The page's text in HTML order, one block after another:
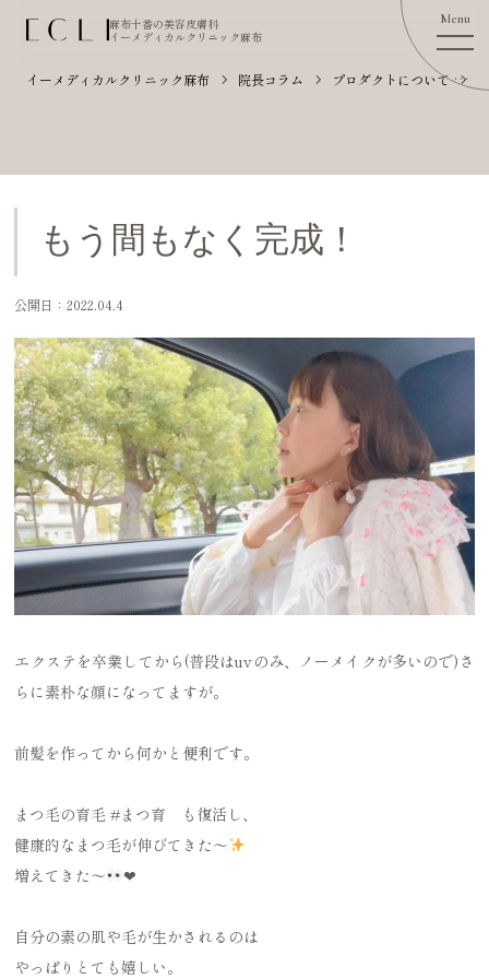
麻布十番の美容皮膚科
イーメディカルクリニック麻布
イーメディカルクリニック麻布 院長コラム プロダクトについて
もう間もなく完成！
公開日：2022.04.4
エクステを卒業してから(普段はuvのみ、ノーメイクが多いので)さ
らに素朴な顔になってますが。
前髪を作ってから何かと便利です。
まつ毛の育毛#まつ育 も復活し、
健康的なまつ毛が伸びてきた〜
増えてきた〜
❤︎
自分の素の肌や毛が生かされるのは
やっぱりとても嬉しい。